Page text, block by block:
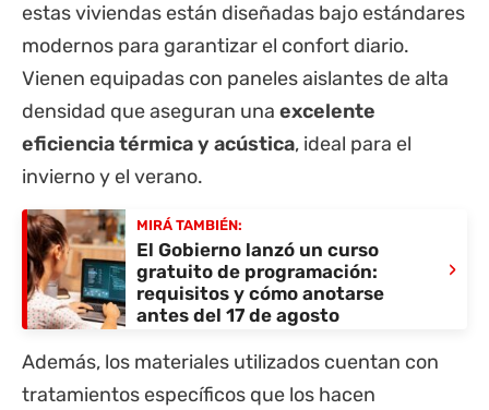
estas viviendas están diseñadas bajo estándares
modernos para garantizar el confort diario.
Vienen equipadas con paneles aislantes de alta
densidad que aseguran una excelente
eficiencia térmica y acústica, ideal para el
invierno y el verano.
MIRÁ TAMBIÉN:
El Gobierno lanzó un curso
gratuito de programación:
requisitos y cómo anotarse
antes del 17 de agosto
›
Además, los materiales utilizados cuentan con
tratamientos específicos que los hacen